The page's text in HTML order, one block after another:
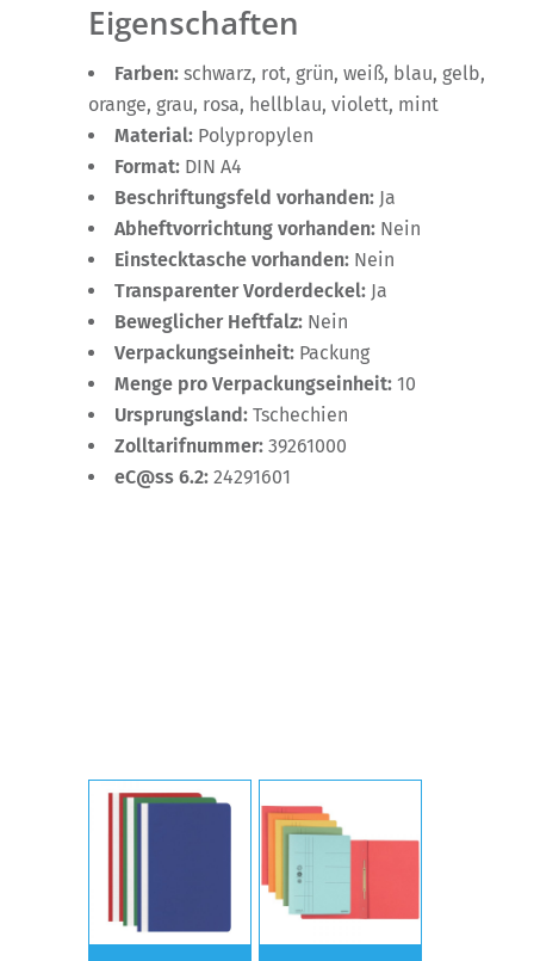
Eigenschaften
Farben: schwarz, rot, grün, weiß, blau, gelb,
orange, grau, rosa, hellblau, violett, mint
Material: Polypropylen
Format: DIN A4
Beschriftungsfeld vorhanden: Ja
Abheftvorrichtung vorhanden: Nein
Einstecktasche vorhanden: Nein
Transparenter Vorderdeckel: Ja
Beweglicher Heftfalz: Nein
Verpackungseinheit: Packung
Menge pro Verpackungseinheit: 10
Ursprungsland: Tschechien
Zolltarifnummer: 39261000
eC@ss 6.2: 24291601